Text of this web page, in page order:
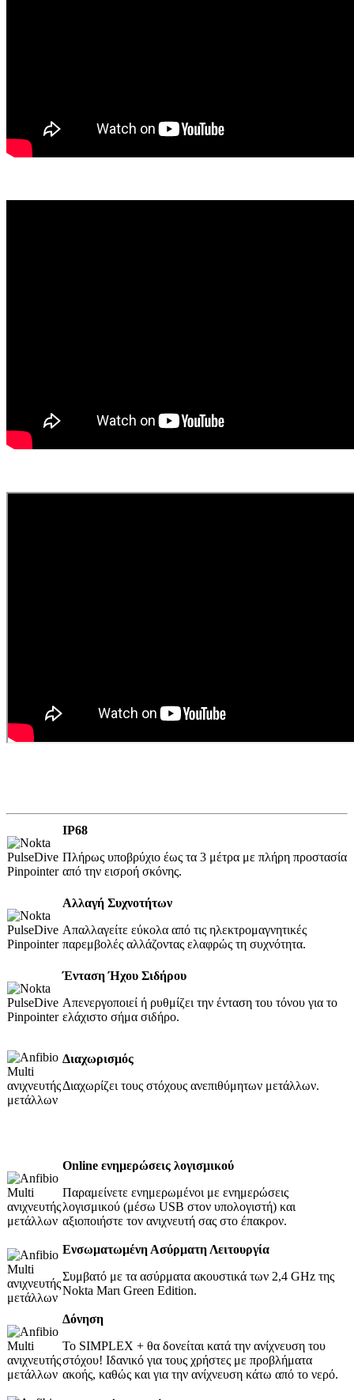
IP68
Πλήρως υποβρύχιo έως τα 3 μέτρα με πλήρη προστασία
από την εισροή σκόνης.
Αλλαγή Συχνοτήτων
Απαλλαγείτε εύκολα από τις ηλεκτρομαγνητικές
παρεμβολές αλλάζοντας ελαφρώς τη συχνότητα.
Ένταση Ήχου Σιδήρου
Απενεργοποιεί ή ρυθμίζει την ένταση του τόνου για το
ελάχιστο σήμα σιδήρο.
Διαχωρισμός
Διαχωρίζει τους στόχους ανεπιθύμητων μετάλλων.
Online ενημερώσεις λογισμικού
Παραμείνετε ενημερωμένοι με ενημερώσεις
λογισμικού (μέσω USB στον υπολογιστή) και
αξιοποιήστε τον ανιχνευτή σας στο έπακρον.
Ενσωματωμένη Ασύρματη Λειτουργία
Συμβατό με τα ασύρματα ακουστικά των 2,4 GHz της
Nokta Marι Green Edition.
Δόνηση
Το SIMPLEX + θα δονείται κατά την ανίχνευση του
στόχου! Ιδανικό για τους χρήστες με προβλήματα
ακοής, καθώς και για την ανίχνευση κάτω από το νερό.